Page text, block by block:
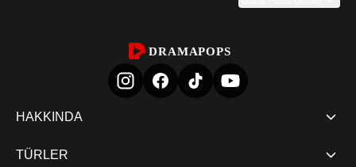
unutulmaz dönüm noktalarına dönüştürüyor.
En yakın arkadaşlardan aşka giden hikâyelerin çekiciliği, içten bir kimya ve
yavaş keşiften kaynaklanıyor. Karakterler zaten ortak bir geçmişe, rahatlığa
anlamalardan ve daha derin bir aşk için arkadaşlığı göze alma kararından
kıskançlıklar ve uzun süredir saklı kalan duyguların sonunda dile getirildiği
DRAMAPOPS
HAKKINDA
TÜRLER